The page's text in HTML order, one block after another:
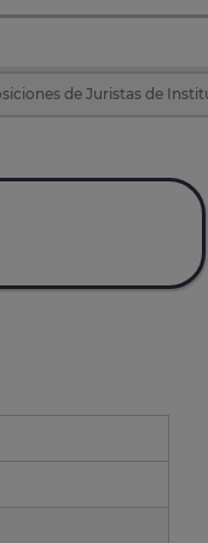
de Juristas de